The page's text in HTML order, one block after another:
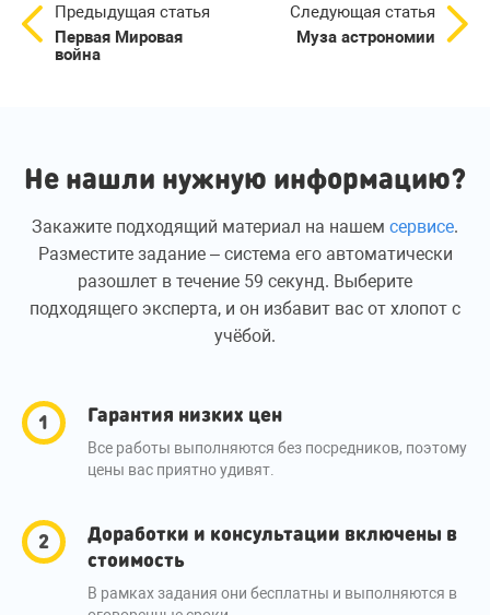
Предыдущая статья
Первая Мировая
война
Следующая статья
Муза астрономии
Не нашли нужную информацию?
Закажите подходящий материал на нашем сервисе.
Разместите задание – система его автоматически
разошлет в течение 59 секунд. Выберите
подходящего эксперта, и он избавит вас от хлопот с
учёбой.
Гарантия низких цен
Все работы выполняются без посредников, поэтому
цены вас приятно удивят.
Доработки и консультации включены в
стоимость
В рамках задания они бесплатны и выполняются в